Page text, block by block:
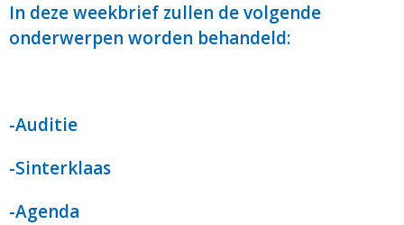
In deze weekbrief zullen de volgende
onderwerpen worden behandeld:
-Auditie
-Sinterklaas
-Agenda